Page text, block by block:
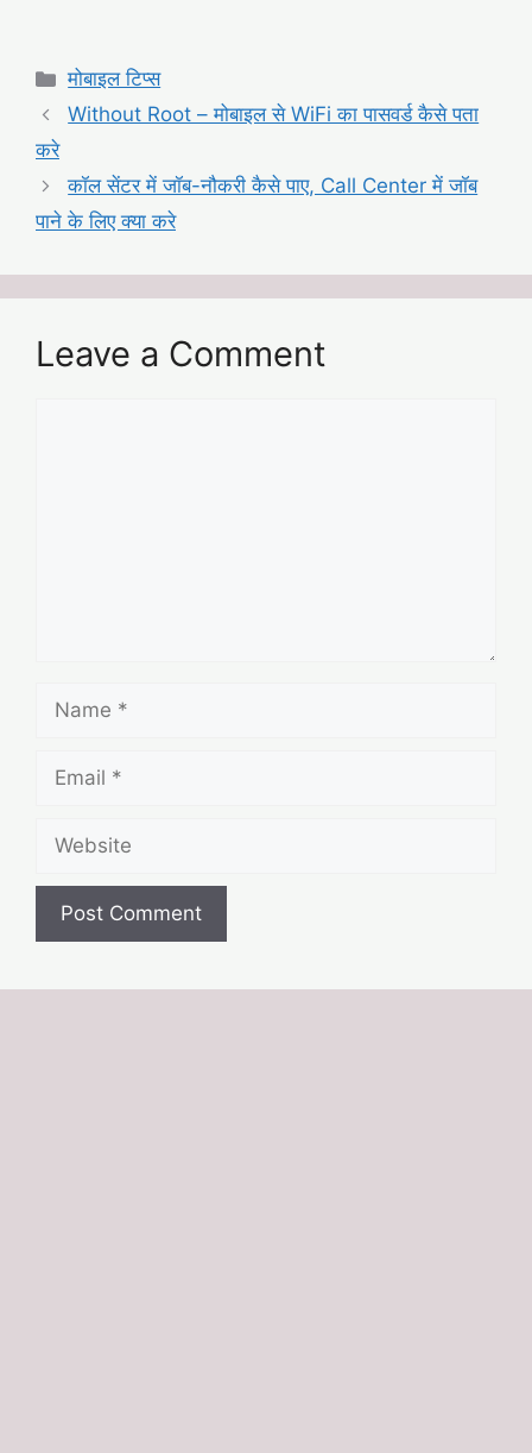
Categories
मोबाइल टिप्स
Without Root – मोबाइल से WiFi का पासवर्ड कैसे पता
करे
कॉल सेंटर में जॉब-नौकरी कैसे पाए, Call Center में जॉब
पाने के लिए क्या करे
Leave a Comment
Name
Email
Website